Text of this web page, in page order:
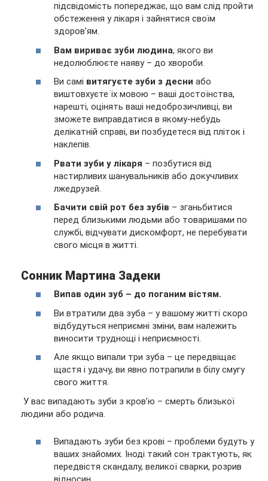
підсвідомість попереджає, що вам слід пройти
обстеження у лікаря і зайнятися своїм
здоров’ям.
Вам вириває зуби людина, якого ви
недолюблюєте наяву – до хвороби.
Ви самі витягуєте зуби з десни або
виштовхуєте їх мовою – ваші достоїнства,
нарешті, оцінять ваші недоброзичливці, ви
зможете виправдатися в якому-небудь
делікатній справі, ви позбудетеся від пліток і
наклепів.
Рвати зуби у лікаря – позбутися від
настирливих шанувальників або докучливих
лжедрузей.
Бачити свій рот без зубів – зганьбитися
перед близькими людьми або товаришами по
службі, відчувати дискомфорт, не перебувати
свого місця в житті.
Сонник Мартина Задеки
Випав один зуб – до поганим вістям.
Ви втратили два зуба – у вашому житті скоро
відбудуться неприємні зміни, вам належить
виносити труднощі і неприємності.
Але якщо випали три зуба – це передвіщає
щастя і удачу, ви явно потрапили в білу смугу
свого життя.
У вас випадають зуби з кров’ю – смерть близької
людини або родича.
Випадають зуби без крові – проблеми будуть у
ваших знайомих. Іноді такий сон трактують, як
передвістя скандалу, великої сварки, розрив